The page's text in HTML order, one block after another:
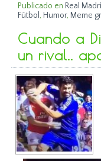
Publicado en Real
Fútbol , Humor, Meme
Cuando a
un rival..